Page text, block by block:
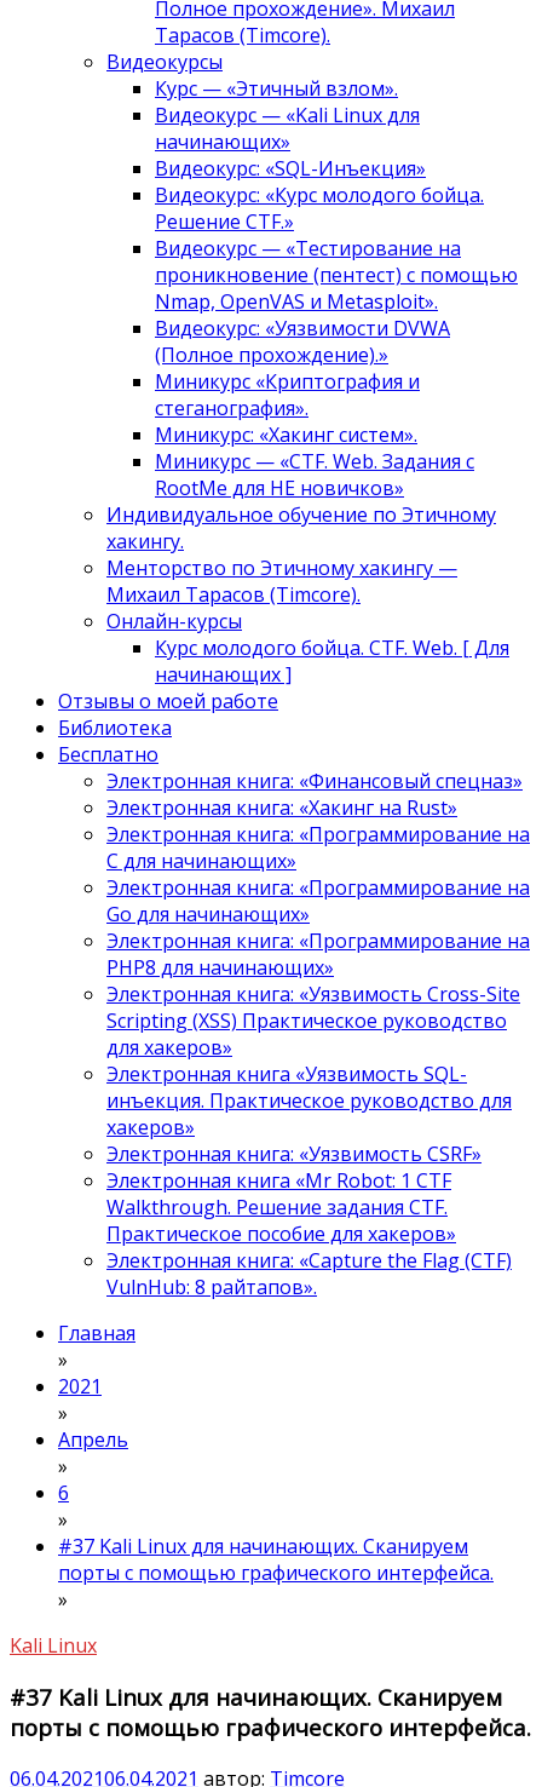
Полное прохождение». Михаил
Тарасов (Timcore).
Видеокурсы
Курс — «Этичный взлом».
Видеокурс — «Kali Linux для
начинающих»
Видеокурс: «SQL-Инъекция»
Видеокурс: «Курс молодого бойца.
Решение CTF.»
Видеокурс — «Тестирование на
проникновение (пентест) с помощью
Nmap, OpenVAS и Metasploit».
Видеокурс: «Уязвимости DVWA
(Полное прохождение).»
Миникурс «Криптография и
стеганография».
Миникурс: «Хакинг систем».
Миникурс — «CTF. Web. Задания с
RootMe для НЕ новичков»
Индивидуальное обучение по Этичному
хакингу.
Менторство по Этичному хакингу —
Михаил Тарасов (Timcore).
Онлайн-курсы
Курс молодого бойца. CTF. Web. [ Для
начинающих ]
Отзывы о моей работе
Библиотека
Бесплатно
Электронная книга: «Финансовый спецназ»
Электронная книга: «Хакинг на Rust»
Электронная книга: «Программирование на
C для начинающих»
Электронная книга: «Программирование на
Go для начинающих»
Электронная книга: «Программирование на
PHP8 для начинающих»
Электронная книга: «Уязвимость Cross-Site
Scripting (XSS) Практическое руководство
для хакеров»
Электронная книга «Уязвимость SQL-
инъекция. Практическое руководство для
хакеров»
Электронная книга: «Уязвимость CSRF»
Электронная книга «Mr Robot: 1 CTF
Walkthrough. Решение задания CTF.
Практическое пособие для хакеров»
Электронная книга: «Capture the Flag (CTF)
VulnHub: 8 райтапов».
Главная
»
2021
»
Апрель
»
6
»
#37 Kali Linux для начинающих. Сканируем
порты с помощью графического интерфейса.
»
Kali Linux
#37 Kali Linux для начинающих. Сканируем
порты с помощью графического интерфейса.
06.04.202106.04.2021 автор: Timcore